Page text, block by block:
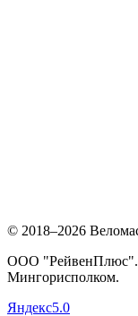
© 2018–2026
ООО "РейвенПлюс".
Мингорисполком.
Яндекс5.0